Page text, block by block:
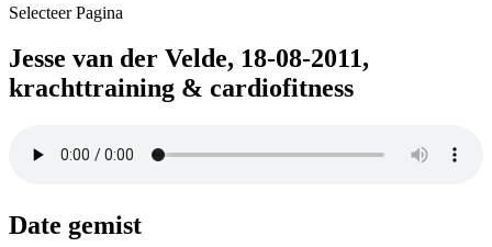
Selecteer Pagina
Jesse van der Velde, 18-08-2011,
krachttraining & cardiofitness
Date gemist